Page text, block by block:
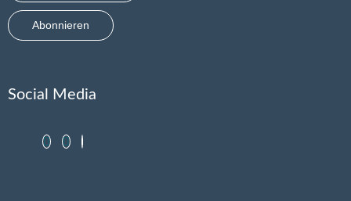
Abonnieren
Social Media